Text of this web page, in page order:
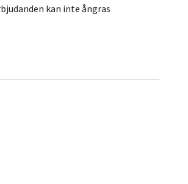
kan inte ångras